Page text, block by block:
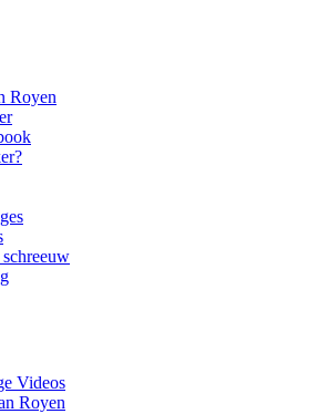
Royen
Videos
Royen